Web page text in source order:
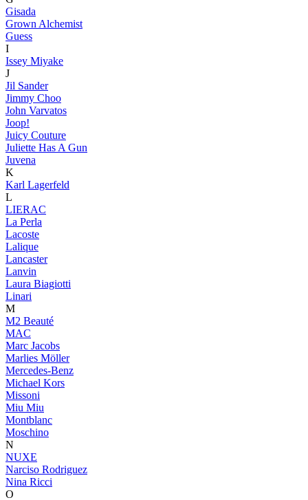
Gisada
Grown Alchemist
Guess
I
Issey Miyake
J
Jil Sander
Jimmy Choo
John Varvatos
Joop!
Juicy Couture
Juliette Has A Gun
Juvena
K
Karl Lagerfeld
L
LIERAC
La Perla
Lacoste
Lalique
Lancaster
Lanvin
Laura Biagiotti
Linari
M
M2 Beauté
MAC
Marc Jacobs
Marlies Möller
Mercedes-Benz
Michael Kors
Missoni
Miu Miu
Montblanc
Moschino
N
NUXE
Narciso Rodriguez
Nina Ricci
O